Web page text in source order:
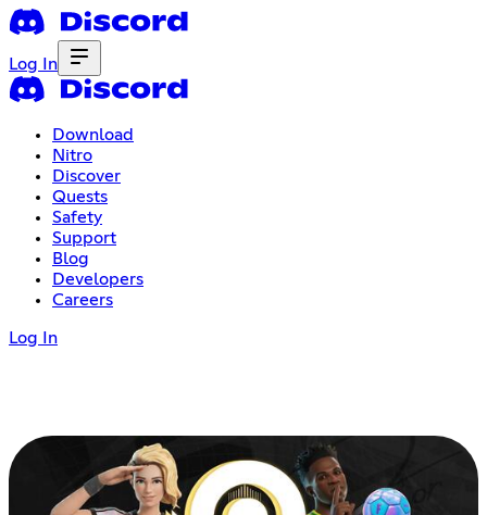
Log In
Download
Nitro
Discover
Quests
Safety
Support
Blog
Developers
Careers
Log In